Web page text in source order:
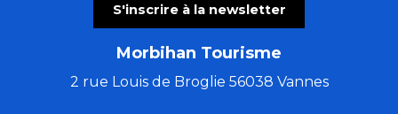
S'inscrire à la newsletter
Morbihan Tourisme
2 rue Louis de Broglie 56038 Vannes